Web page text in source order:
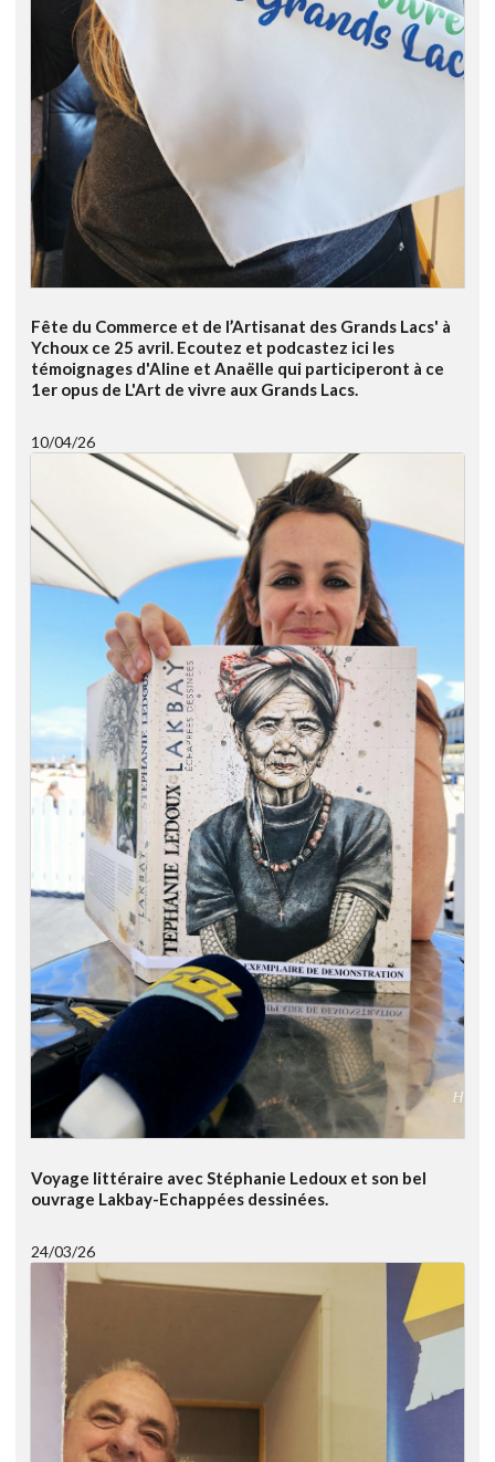
Fête du Commerce et de l’Artisanat des Grands Lacs' à
Ychoux ce 25 avril. Ecoutez et podcastez ici les
témoignages d'Aline et Anaëlle qui participeront à ce
1er opus de L'Art de vivre aux Grands Lacs.
10/04/26
Voyage littéraire avec Stéphanie Ledoux et son bel
ouvrage Lakbay-Echappées dessinées.
24/03/26